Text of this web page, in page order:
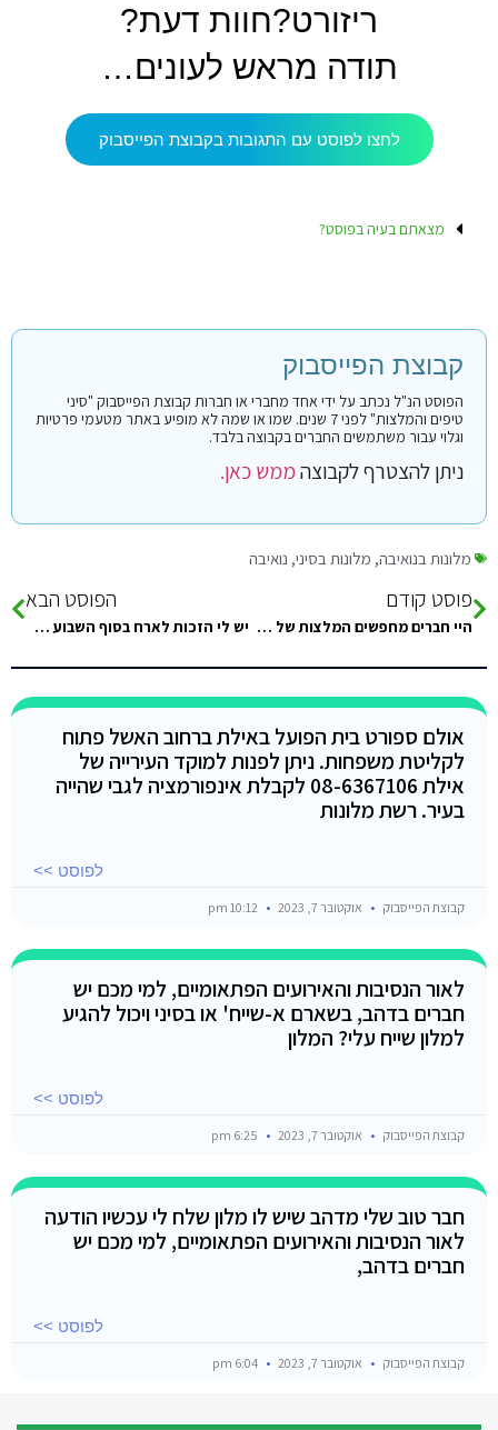
ריזורט?חוות דעת?
תודה מראש לעונים…
לחצו לפוסט עם התגובות בקבוצת הפייסבוק
מצאתם בעיה בפוסט?
קבוצת הפייסבוק
הפוסט הנ"ל נכתב על ידי אחד מחברי או חברות קבוצת הפייסבוק "סיני
טיפים והמלצות" לפני 7 שנים. שמו או שמה לא מופיע באתר מטעמי פרטיות
וגלוי עבור משתמשים החברים בקבוצה בלבד.
ניתן להצטרף לקבוצהממש כאן.
מלונות בנואיבה, מלונות בסיני, נואיבה
פוסט קודם
היי חברים מחפשים המלצות של חושות איכותיות ולא מחיר בשמיים עם מזגן בראס אל שטן לסופש הקרוב
הפוסט הבא
יש לי הזכות לארח בסוף השבוע שלנו בסיני חבר אהוב מאילת – Sharon Hakak מ Pura vida Eilat ? מי שמרגיש…
אולם ספורט בית הפועל באילת ברחוב האשל פתוח
לקליטת משפחות. ניתן לפנות למוקד העירייה של
אילת 08-6367106 לקבלת אינפורמציה לגבי שהייה
בעיר. רשת מלונות
לפוסט >>
קבוצת הפייסבוק אוקטובר 7, 2023
לאור הנסיבות והאירועים הפתאומיים, למי מכם יש
חברים בדהב, בשארם א-שייח' או בסיני ויכול להגיע
למלון שייח עלי? המלון
לפוסט >>
קבוצת הפייסבוק אוקטובר 7, 2023
חבר טוב שלי מדהב שיש לו מלון שלח לי עכשיו הודעה
לאור הנסיבות והאירועים הפתאומיים, למי מכם יש
חברים בדהב,
לפוסט >>
קבוצת הפייסבוק אוקטובר 7, 2023